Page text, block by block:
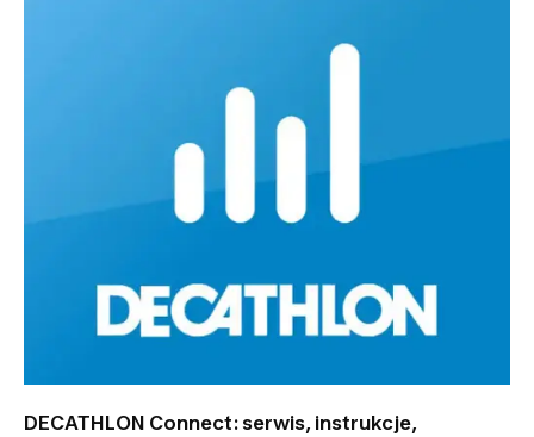
DECATHLON Connect: serwis, instrukcje,